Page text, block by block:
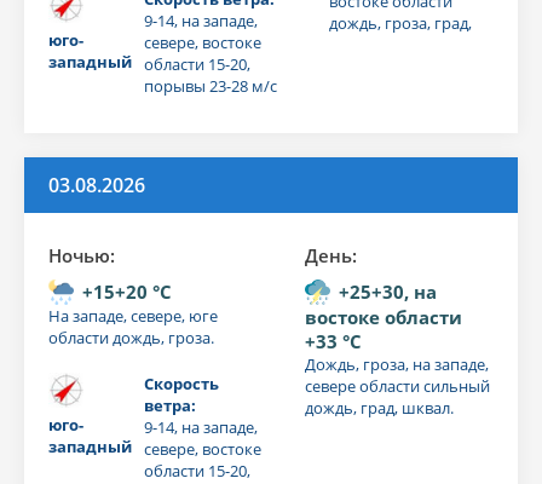
юго-
западный
9-14, на западе,
севере, востоке
области 15-20,
порывы 23-28 м/с
дождь, гроза, град,
03.08.2026
Ночью:
+15+20 °C
На западе, севере, юге
области дождь, гроза.
юго-
западный
Скорость
ветра:
9-14, на западе,
севере, востоке
области 15-20,
День:
+25+30, на
востоке области
+33 °C
Дождь, гроза, на западе,
севере области сильный
дождь, град, шквал.